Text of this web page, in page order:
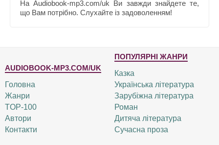
На Audiobook-mp3.com/uk Ви завжди знайдете те,
що Вам потрібно. Слухайте із задоволенням!
AUDIOBOOK-MP3.COM/UK
Головна
Жанри
TOP-100
Автори
Контакти
ПОПУЛЯРНІ ЖАНРИ
Казка
Українська література
Зарубіжна література
Роман
Дитяча література
Сучасна проза